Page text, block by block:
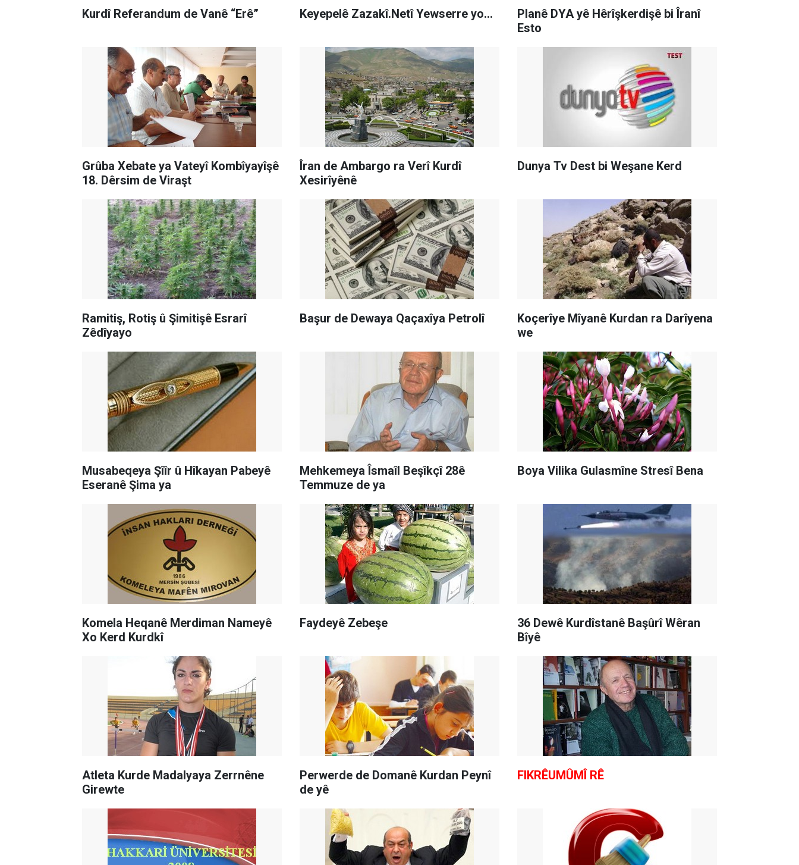
Kurdî Referandum de Vanê “Erê” Keyepelê Zazakî.Netî Yewserre yo…
Planê DYA yê Hêrîşkerdişê bi Îranî
Esto
Grûba Xebate ya Vateyî Kombîyayîşê
18. Dêrsim de Viraşt
Îran de Ambargo ra Verî Kurdî
Xesirîyênê
Dunya Tv Dest bi Weşane Kerd
Ramitiş, Rotiş û Şimitişê Esrarî
Zêdîyayo
Başur de Dewaya Qaçaxîya Petrolî
Koçerîye Mîyanê Kurdan ra Darîyena
we
Musabeqeya Şîîr û Hîkayan Pabeyê
Eseranê Şima ya
Mehkemeya Îsmaîl Beşîkçî 28ê
Temmuze de ya
Boya Vilika Gulasmîne Stresî Bena
Komela Heqanê Merdiman Nameyê
Xo Kerd Kurdkî
Faydeyê Zebeşe
36 Dewê Kurdîstanê Başûrî Wêran
Bîyê
Atleta Kurde Madalyaya Zerrnêne
Girewte
Perwerde de Domanê Kurdan Peynî
de yê
FIKRÊUMÛMÎ RÊ